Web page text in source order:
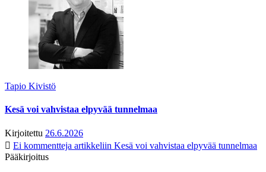
Tapio Kivistö
Kesä voi vahvistaa elpyvää tunnelmaa
Kirjoitettu 26.6.2026
Ei kommentteja artikkeliin Kesä voi vahvistaa elpyvää tunnelmaa
Pääkirjoitus